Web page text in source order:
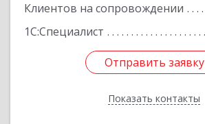
Клиентов на сопровождении
1С:Специалист
Отправить заявку
Показать контакты
Отправить заявку
Назад